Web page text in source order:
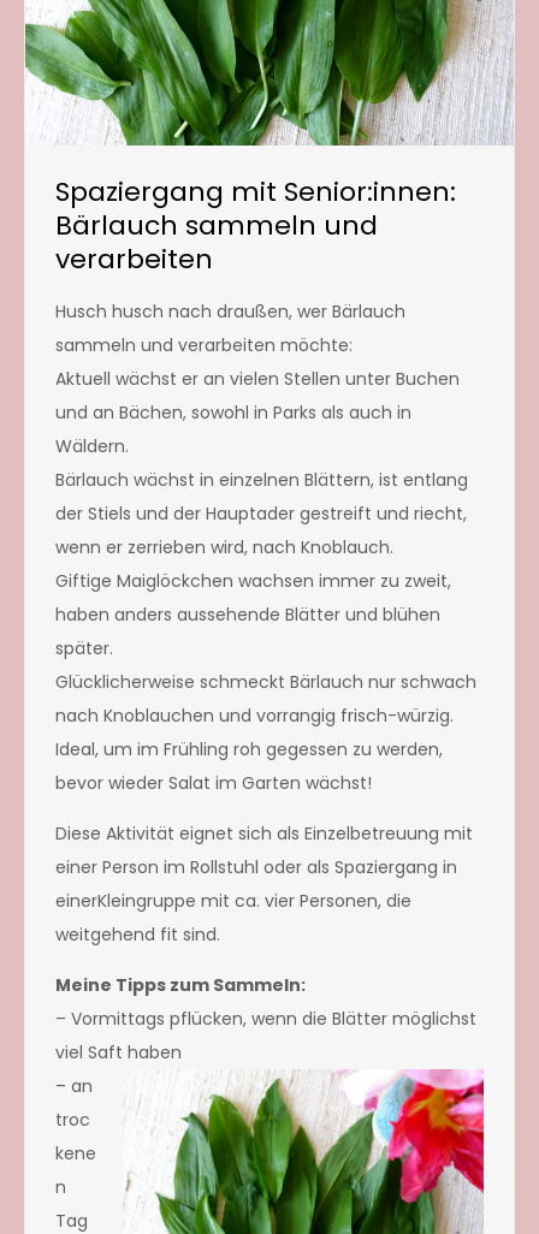
Spaziergang mit Senior:innen:
Bärlauch sammeln und
verarbeiten
Husch husch nach draußen, wer Bärlauch
sammeln und verarbeiten möchte:
Aktuell wächst er an vielen Stellen unter Buchen
und an Bächen, sowohl in Parks als auch in
Wäldern.
Bärlauch wächst in einzelnen Blättern, ist entlang
der Stiels und der Hauptader gestreift und riecht,
wenn er zerrieben wird, nach Knoblauch.
Giftige Maiglöckchen wachsen immer zu zweit,
haben anders aussehende Blätter und blühen
später.
Glücklicherweise schmeckt Bärlauch nur schwach
nach Knoblauchen und vorrangig frisch-würzig.
Ideal, um im Frühling roh gegessen zu werden,
bevor wieder Salat im Garten wächst!
Diese Aktivität eignet sich als Einzelbetreuung mit
einer Person im Rollstuhl oder als Spaziergang in
einerKleingruppe mit ca. vier Personen, die
weitgehend fit sind.
Meine Tipps zum Sammeln:
– Vormittags pflücken, wenn die Blätter möglichst
viel Saft haben
– an
troc
kene
n
Tag